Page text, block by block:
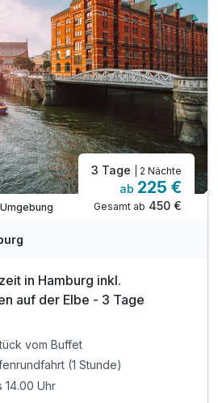
3 Tage | 2 Nächte
ab 225 €
Gesamt ab 450 €
in Hamburg inkl.
auf der Elbe - 3 Tage
vom Buffet
(1 Stunde)
14.00 Uhr